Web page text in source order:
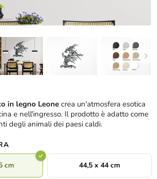
in legno Leone crea un'atmosfera esotica
e nell'ingresso. Il prodotto è adatto come
degli animali dei paesi caldi.
cm 44,5 x 44 cm